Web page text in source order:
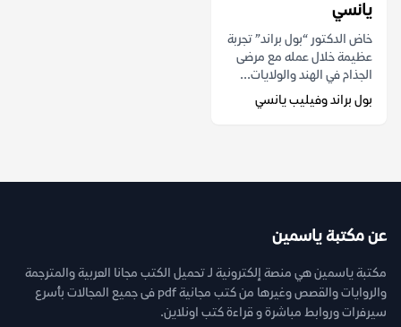
يانسي
خاض الدكتور “بول براند” تجربة
عظيمة خلال عمله مع مرضى
الجذام في الهند والولايات...
بول براند وفيليب يانسي
عن مكتبة ياسمين
مكتبة ياسمين هي منصة إلكترونية لـ تحميل الكتب مجانا العربية والمترجمة
والروايات والقصص وغيرها من كتب مجانية pdf فى جميع المجالات بأسرع
سيرفرات وروابط مباشرة و قراءة كتب اونلاين.